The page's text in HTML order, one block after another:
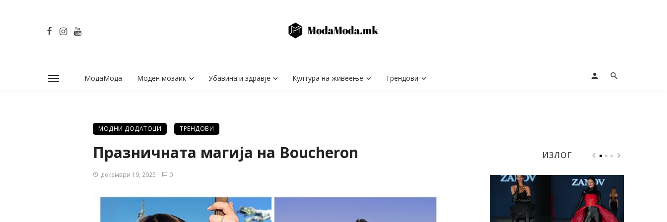
МодаМода Моден мозаик Убавина и здравје Култура на живеење Трендови
МОДНИ ДОДАТОЦИ ТРЕНДОВИ
Празничната магија на Boucheron
декември 19, 2025 0
ИЗЛОГ